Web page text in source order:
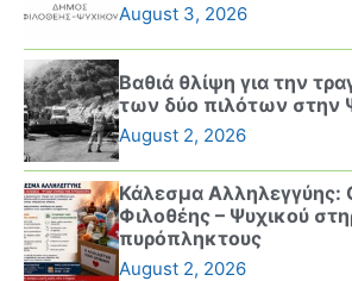
August 3, 2026
Βαθιά θλίψη για την
των δύο πιλότων στην
August 2, 2026
Κάλεσμα Αλληλεγγύης:
Φιλοθέης – Ψυχικού
πυρόπληκτους
August 2, 2026